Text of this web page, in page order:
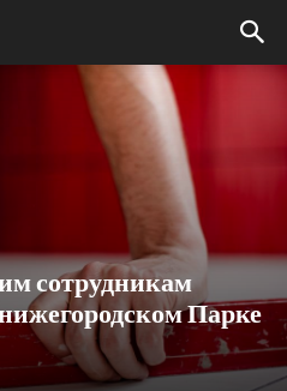
сотрудникам
Парке